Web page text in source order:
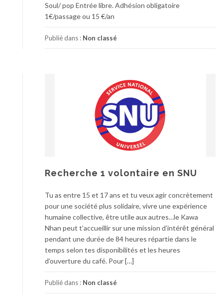
Soul/ pop Entrée libre. Adhésion obligatoire
1€/passage ou 15 €/an
Publié dans : Non classé
Recherche 1 volontaire en SNU
Tu as entre 15 et 17 ans et tu veux agir concrètement
pour une société plus solidaire, vivre une expérience
humaine collective, être utile aux autres…le Kawa
Nhan peut t’accueillir sur une mission d’intérêt général
pendant une durée de 84 heures répartie dans le
temps selon tes disponibilités et les heures
d’ouverture du café. Pour […]
Publié dans : Non classé